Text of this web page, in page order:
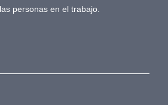
personas en el trabajo.